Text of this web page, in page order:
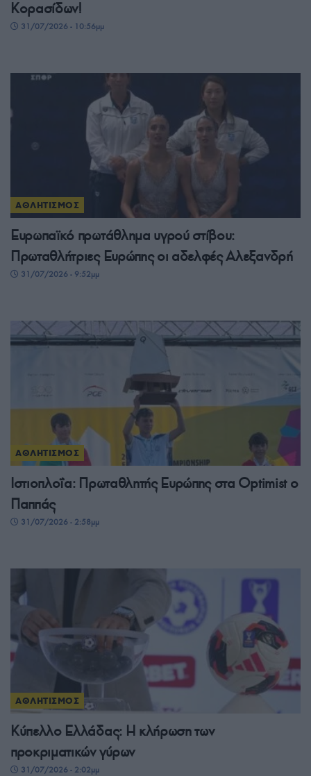
Κορασίδων!
31/07/2026 - 10:56μμ
ΑΘΛΗΤΙΣΜΟΣ
Ευρωπαϊκό πρωτάθλημα υγρού στίβου:
Πρωταθλήτριες Ευρώπης οι αδελφές Αλεξανδρή
31/07/2026 - 9:52μμ
ΑΘΛΗΤΙΣΜΟΣ
Ιστιοπλοΐα: Πρωταθλητής Ευρώπης στα Optimist ο
Παππάς
31/07/2026 - 2:58μμ
ΑΘΛΗΤΙΣΜΟΣ
Κύπελλο Ελλάδας: Η κλήρωση των
προκριματικών γύρων
31/07/2026 - 2:02μμ